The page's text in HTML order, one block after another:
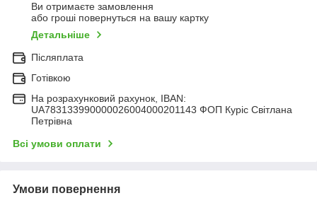
Ви отримаєте замовлення
або гроші повернуться на вашу картку
Детальніше
Післяплата
Готівкою
На розрахунковий рахунок, IBAN:
UA783133990000026004000201143 ФОП Куріс Світлана
Петрівна
Всі умови оплати
Умови повернення